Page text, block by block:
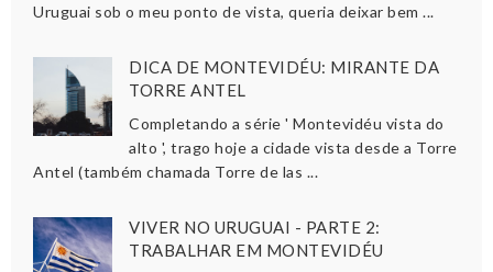
Uruguai sob o meu ponto de vista, queria deixar bem ...
DICA DE MONTEVIDÉU: MIRANTE DA
TORRE ANTEL
Completando a série ' Montevidéu vista do
alto ', trago hoje a cidade vista desde a Torre
Antel (também chamada Torre de las ...
VIVER NO URUGUAI - PARTE 2:
TRABALHAR EM MONTEVIDÉU